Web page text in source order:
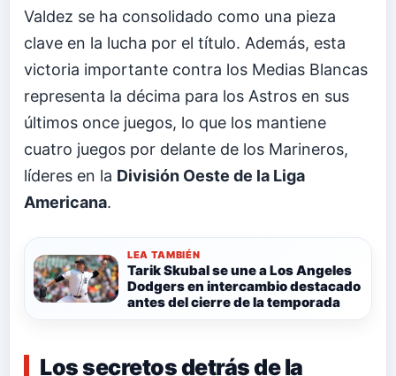
Valdez se ha consolidado como una pieza
clave en la lucha por el título. Además, esta
victoria importante contra los Medias Blancas
representa la décima para los Astros en sus
últimos once juegos, lo que los mantiene
cuatro juegos por delante de los Marineros,
líderes en la División Oeste de la Liga
Americana.
LEA TAMBIÉN
Tarik Skubal se une a Los Angeles
Dodgers en intercambio destacado
antes del cierre de la temporada
Los secretos detrás de la